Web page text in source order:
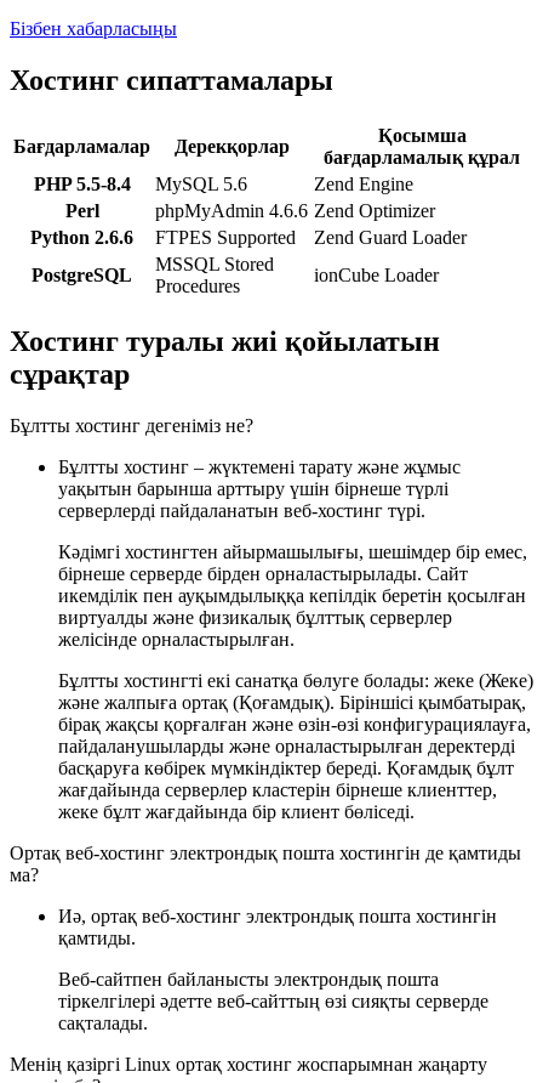
Бізбен хабарласыңы
Хостинг сипаттамалары
Бағдарламалар Дерекқорлар
Қосымша
бағдарламалық құрал
PHP 5.5-8.4
MySQL 5.6
Zend Engine
Perl
phpMyAdmin 4.6.6 Zend Optimizer
Python 2.6.6
FTPES Supported
Zend Guard Loader
PostgreSQL
MSSQL Stored
Procedures
ionCube Loader
Хостинг туралы жиі қойылатын
сұрақтар
Бұлтты хостинг дегеніміз не?
Бұлтты хостинг – жүктемені тарату және жұмыс
уақытын барынша арттыру үшін бірнеше түрлі
серверлерді пайдаланатын веб-хостинг түрі.
Кәдімгі хостингтен айырмашылығы, шешімдер бір емес,
бірнеше серверде бірден орналастырылады. Сайт
икемділік пен ауқымдылыққа кепілдік беретін қосылған
виртуалды және физикалық бұлттық серверлер
желісінде орналастырылған.
Бұлтты хостингті екі санатқа бөлуге болады: жеке (Жеке)
және жалпыға ортақ (Қоғамдық). Біріншісі қымбатырақ,
бірақ жақсы қорғалған және өзін-өзі конфигурациялауға,
пайдаланушыларды және орналастырылған деректерді
басқаруға көбірек мүмкіндіктер береді. Қоғамдық бұлт
жағдайында серверлер кластерін бірнеше клиенттер,
жеке бұлт жағдайында бір клиент бөліседі.
Ортақ веб-хостинг электрондық пошта хостингін де қамтиды
ма?
Иә, ортақ веб-хостинг электрондық пошта хостингін
қамтиды.
Веб-сайтпен байланысты электрондық пошта
тіркелгілері әдетте веб-сайттың өзі сияқты серверде
сақталады.
Менің қазіргі Linux ортақ хостинг жоспарымнан жаңарту